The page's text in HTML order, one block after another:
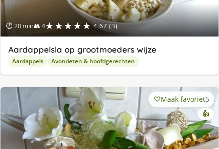
⏱ 20 min👥 4★★★★★ 4.67 (3)
Aardappelsla op grootmoeders wijze
Aardappels Avondeten & hoofdgerechten
Maak favoriet5
👍